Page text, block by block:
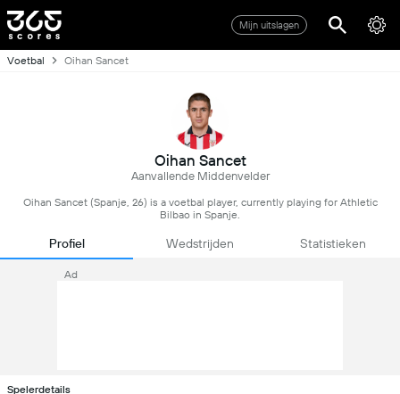
Mijn uitslagen
Voetbal Oihan Sancet
Oihan Sancet
Aanvallende Middenvelder
Oihan Sancet (Spanje, 26) is a voetbal player, currently playing for Athletic
Bilbao in Spanje.
Profiel Wedstrijden Statistieken
Ad
Spelerdetails